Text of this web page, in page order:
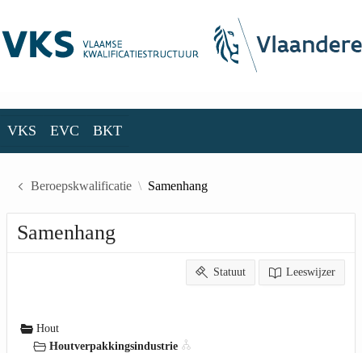
VKS EVC BKT
Beroepskwalificatie Samenhang
Samenhang
Statuut Leeswijzer
Hout
Houtverpakkingsindustrie